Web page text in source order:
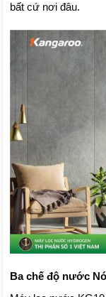
bất cứ nơi đâu.
Ba chế độ nước